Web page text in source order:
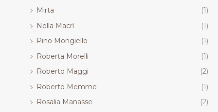
Mirta
(1)
Nella Macrì
(1)
Pino Mongiello
(1)
Roberta Morelli
(1)
Roberto Maggi
(2)
Roberto Memme
(1)
Rosalia Manasse
(2)